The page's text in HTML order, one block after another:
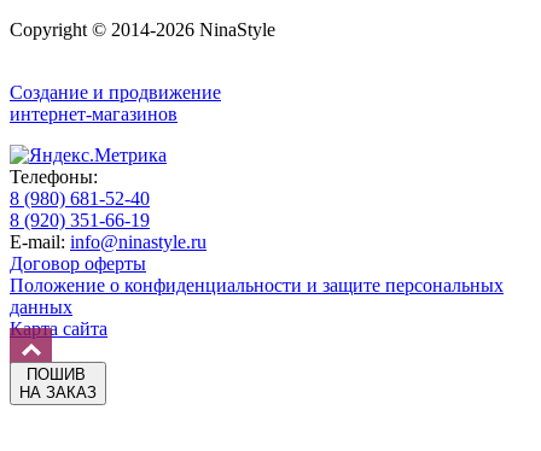
Copyright © 2014-2026 NinaStyle
Создание и продвижение
интернет-магазинов
Телефоны:
8 (980) 681-52-40
8 (920) 351-66-19
E-mail: info@ninastyle.ru
Договор оферты
Положение о конфиденциальности и защите персональных
данных
Карта сайта
ПОШИВ
НА ЗАКАЗ